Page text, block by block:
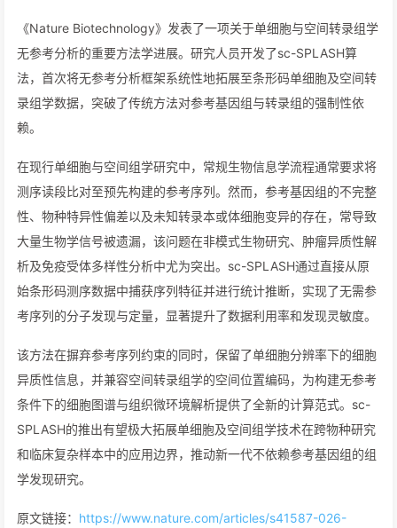
《Nature Biotechnology》发表了一项关于单细胞与空间转录组学
无参考分析的重要方法学进展。研究人员开发了sc-SPLASH算
法，首次将无参考分析框架系统性地拓展至条形码单细胞及空间转
录组学数据，突破了传统方法对参考基因组与转录组的强制性依
赖。
在现行单细胞与空间组学研究中，常规生物信息学流程通常要求将
测序读段比对至预先构建的参考序列。然而，参考基因组的不完整
性、物种特异性偏差以及未知转录本或体细胞变异的存在，常导致
大量生物学信号被遗漏，该问题在非模式生物研究、肿瘤异质性解
析及免疫受体多样性分析中尤为突出。sc-SPLASH通过直接从原
始条形码测序数据中捕获序列特征并进行统计推断，实现了无需参
考序列的分子发现与定量，显著提升了数据利用率和发现灵敏度。
该方法在摒弃参考序列约束的同时，保留了单细胞分辨率下的细胞
异质性信息，并兼容空间转录组学的空间位置编码，为构建无参考
条件下的细胞图谱与组织微环境解析提供了全新的计算范式。sc-
SPLASH的推出有望极大拓展单细胞及空间组学技术在跨物种研究
和临床复杂样本中的应用边界，推动新一代不依赖参考基因组的组
学发现研究。
原文链接： https://www.nature.com/articles/s41587-026-